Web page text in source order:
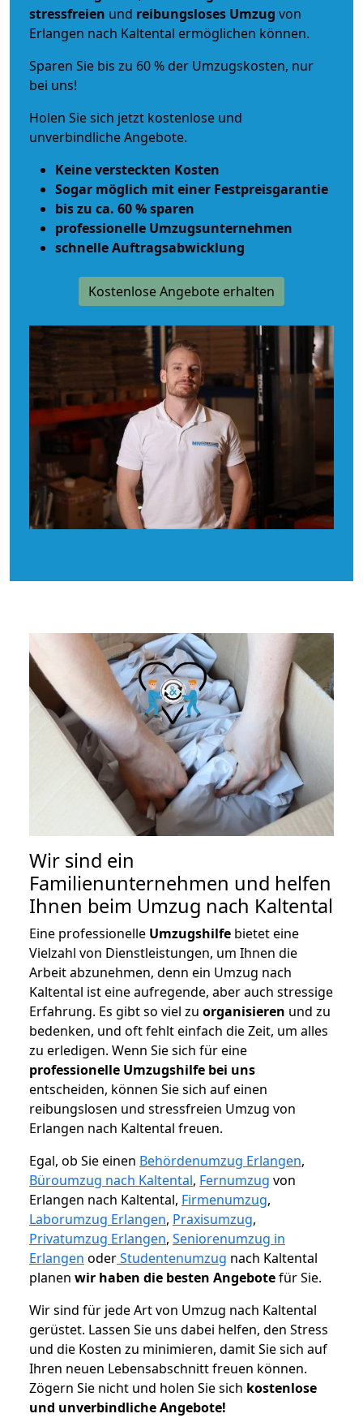
stressfreien und reibungsloses Umzug von
Erlangen nach Kaltental ermöglichen können.
Sparen Sie bis zu 60 % der Umzugskosten, nur
bei uns!
Holen Sie sich jetzt kostenlose und
unverbindliche Angebote.
Keine versteckten Kosten
Sogar möglich mit einer Festpreisgarantie
bis zu ca. 60 % sparen
professionelle Umzugsunternehmen
schnelle Auftragsabwicklung
Kostenlose Angebote erhalten
Wir sind ein
Familienunternehmen und helfen
Ihnen beim Umzug nach Kaltental
Eine professionelle Umzugshilfe bietet eine
Vielzahl von Dienstleistungen, um Ihnen die
Arbeit abzunehmen, denn ein Umzug nach
Kaltental ist eine aufregende, aber auch stressige
Erfahrung. Es gibt so viel zu organisieren und zu
bedenken, und oft fehlt einfach die Zeit, um alles
zu erledigen. Wenn Sie sich für eine
professionelle Umzugshilfe bei uns
entscheiden, können Sie sich auf einen
reibungslosen und stressfreien Umzug von
Erlangen nach Kaltental freuen.
Egal, ob Sie einen Behördenumzug Erlangen,
Büroumzug nach Kaltental, Fernumzug von
Erlangen nach Kaltental, Firmenumzug,
Laborumzug Erlangen, Praxisumzug,
Privatumzug Erlangen, Seniorenumzug in
Erlangen oderStudentenumzug nach Kaltental
planen wir haben die besten Angebotefür Sie.
Wir sind für jede Art von Umzug nach Kaltental
gerüstet. Lassen Sie uns dabei helfen, den Stress
und die Kosten zu minimieren, damit Sie sich auf
Ihren neuen Lebensabschnitt freuen können.
Zögern Sie nicht und holen Sie sich kostenlose
und unverbindliche Angebote!